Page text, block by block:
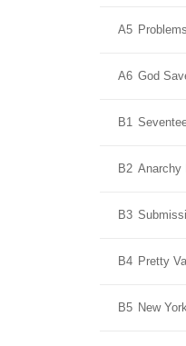
A5 Problems
A6 God
B1
B2 Anarchy
B3
B4 Pretty
B5 New